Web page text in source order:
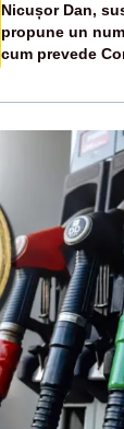
Nicușor Dan,
propune un
cum prevede